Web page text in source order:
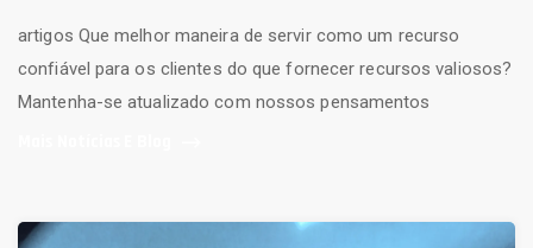
artigos Que melhor maneira de servir como um recurso
confiável para os clientes do que fornecer recursos valiosos?
Mantenha-se atualizado com nossos pensamentos